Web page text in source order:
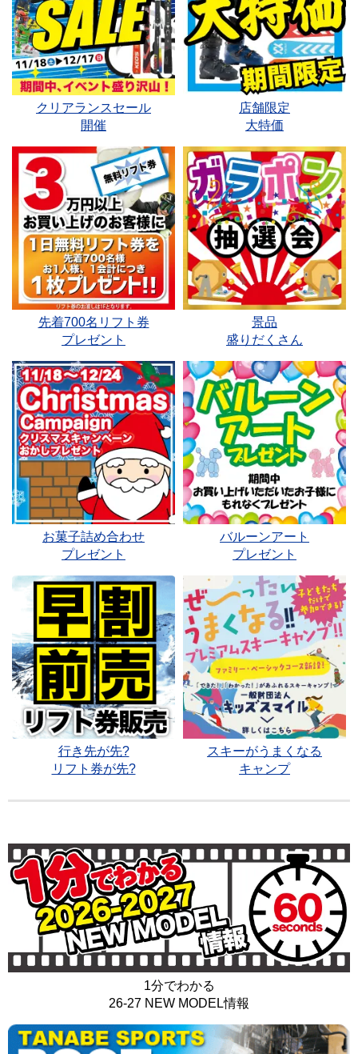
クリアランスセール
開催
店舗限定
大特価
先着700名リフト券
プレゼント
景品
盛りだくさん
お菓子詰め合わせ
プレゼント
バルーンアート
プレゼント
行き先が先?
リフト券が先?
スキーがうまくなる
キャンプ
1分でわかる
26-27 NEW MODEL情報